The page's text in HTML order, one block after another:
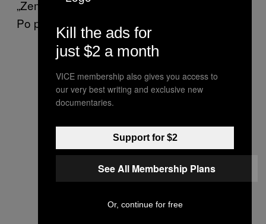
„Zemřu a po smrti mě nečeká už vůbec nic.”
Po požití psilocybinu je to však přešlo.
Kill the ads for
just $2 a month
VICE membership also gives you access to
our very best writing and exclusive new
documentaries.
Support for $2
See All Membership Plans
Or, continue for free